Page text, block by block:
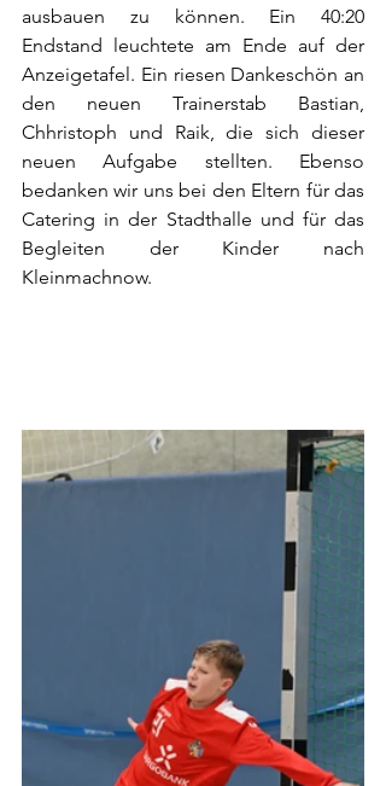
ausbauen zu können. Ein 40:20
Endstand leuchtete am Ende auf der
Anzeigetafel. Ein riesen Dankeschön an
den neuen Trainerstab Bastian,
Chhristoph und Raik, die sich dieser
neuen Aufgabe stellten. Ebenso
bedanken wir uns bei den Eltern für das
Catering in der Stadthalle und für das
Begleiten der Kinder nach
Kleinmachnow.